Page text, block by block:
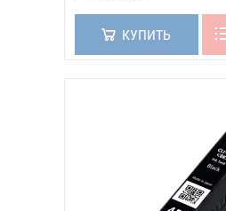
КУПИТЬ